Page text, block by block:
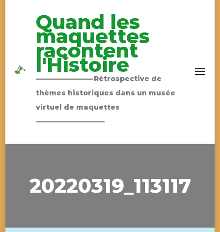
Quand les
maquettes
racontent
l'Histoire
————————-Rétrospective de
thèmes historiques dans un musée
virtuel de maquettes
——————————
20220319_113117